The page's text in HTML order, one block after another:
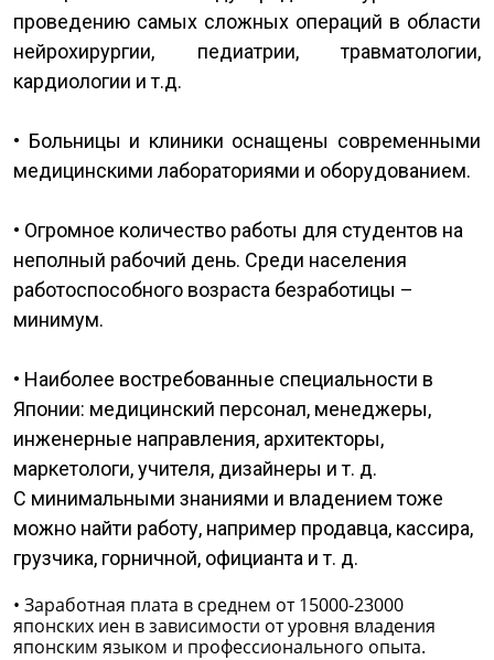
проведению самых сложных операций в области
нейрохирургии, педиатрии, травматологии,
кардиологии и т.д.
• Больницы и клиники оснащены современными
медицинскими лабораториями и оборудованием.
• Огромное количество работы для студентов на
неполный рабочий день. Среди населения
работоспособного возраста безработицы –
минимум.
• Наиболее востребованные специальности в
Японии: медицинский персонал, менеджеры,
инженерные направления, архитекторы,
маркетологи, учителя, дизайнеры и т. д.
С минимальными знаниями и владением тоже
можно найти работу, например продавца, кассира,
грузчика, горничной, официанта и т. д.
• Заработная плата в среднем от 15000-23000
японских иен в зависимости от уровня владения
японским языком и профессионального опыта.